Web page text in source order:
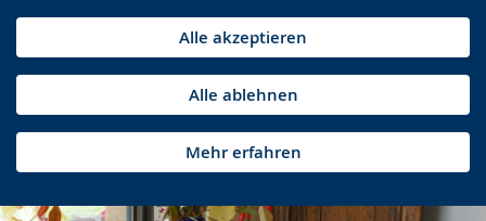
Alle akzeptieren
Alle ablehnen
Mehr erfahren